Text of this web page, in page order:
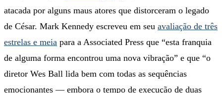
atacada por alguns maus atores que distorceram o legado
de César. Mark Kennedy escreveu em seu avaliação de três
estrelas e meia para a Associated Press que “esta franquia
de alguma forma encontrou uma nova vibração” e que “o
diretor Wes Ball lida bem com todas as sequências
emocionantes — embora o tempo de execução de duas